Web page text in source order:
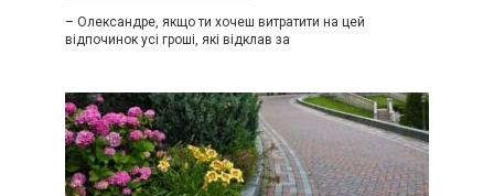
– Олександре, якщо ти хочеш витратити на цей
відпочинок усі гроші, які відклав за